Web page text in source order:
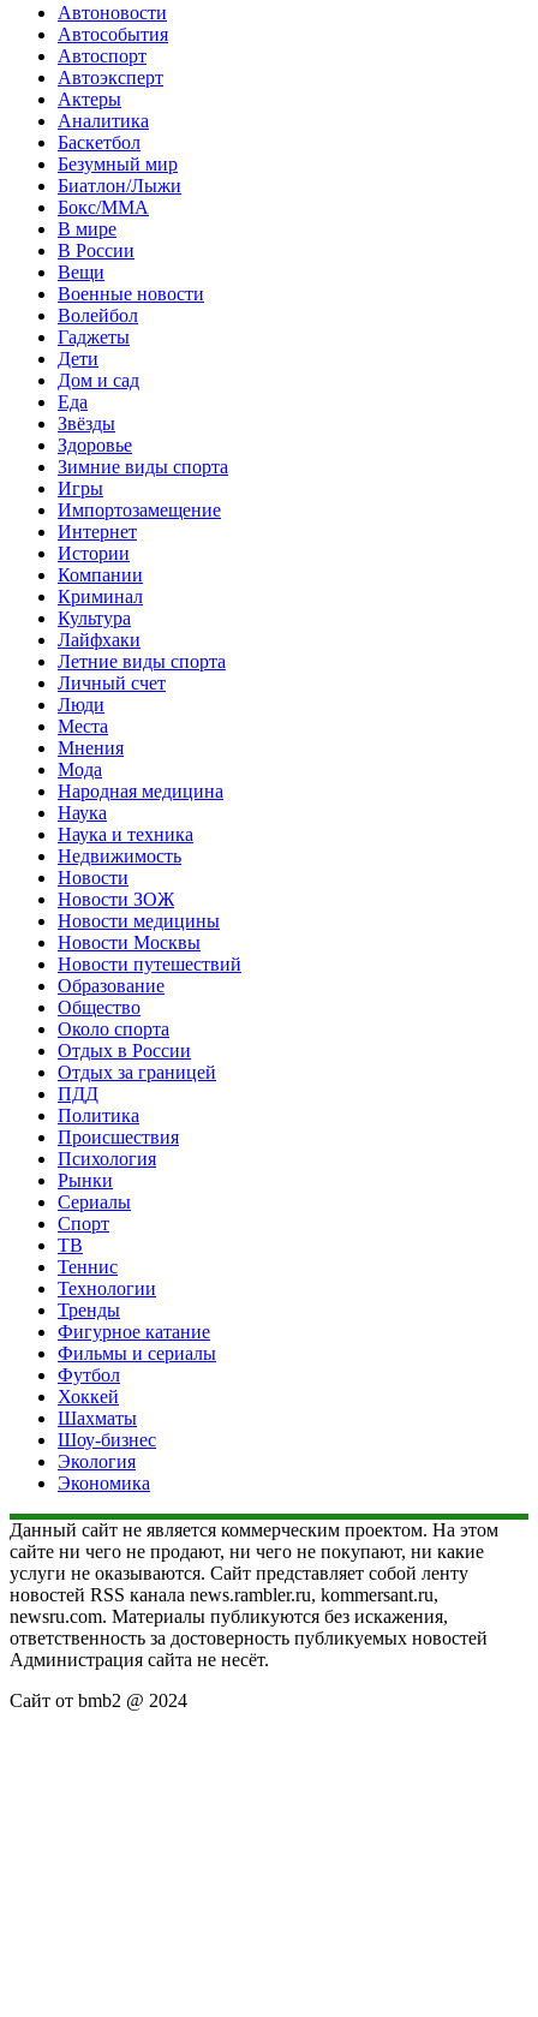
Автоновости
Автособытия
Автоспорт
Автоэксперт
Актеры
Аналитика
Баскетбол
Безумный мир
Биатлон/Лыжи
Бокс/MMA
В мире
В России
Вещи
Военные новости
Волейбол
Гаджеты
Дети
Дом и сад
Еда
Звёзды
Здоровье
Зимние виды спорта
Игры
Импортозамещение
Интернет
Истории
Компании
Криминал
Культура
Лайфхаки
Летние виды спорта
Личный счет
Люди
Места
Мнения
Мода
Народная медицина
Наука
Наука и техника
Недвижимость
Новости
Новости ЗОЖ
Новости медицины
Новости Москвы
Новости путешествий
Образование
Общество
Около спорта
Отдых в России
Отдых за границей
ПДД
Политика
Происшествия
Психология
Рынки
Сериалы
Спорт
ТВ
Теннис
Технологии
Тренды
Фигурное катание
Фильмы и сериалы
Футбол
Хоккей
Шахматы
Шоу-бизнес
Экология
Экономика
Данный сайт не является коммерческим проектом. На этом
сайте ни чего не продают, ни чего не покупают, ни какие
услуги не оказываются. Сайт представляет собой ленту
новостей RSS канала news.rambler.ru, kommersant.ru,
newsru.com. Материалы публикуются без искажения,
ответственность за достоверность публикуемых новостей
Администрация сайта не несёт.
Сайт от bmb2 @ 2024